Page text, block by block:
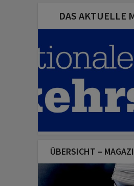
DAS AKTUELLE
ÜBERSICHT –